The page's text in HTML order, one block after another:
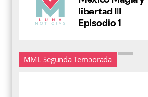
MML Segunda Temporada